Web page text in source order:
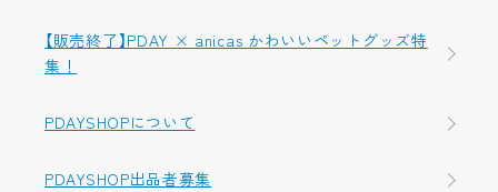
【販売終了】PDAY × anicas かわいいペットグッズ特
集！
PDAYSHOPについて
PDAYSHOP出品者募集